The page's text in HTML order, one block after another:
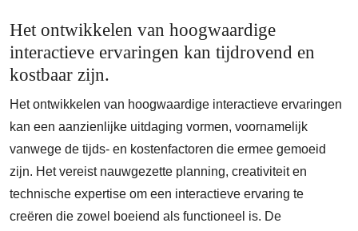
Het ontwikkelen van hoogwaardige
interactieve ervaringen kan tijdrovend en
kostbaar zijn.
Het ontwikkelen van hoogwaardige interactieve ervaringen
kan een aanzienlijke uitdaging vormen, voornamelijk
vanwege de tijds- en kostenfactoren die ermee gemoeid
zijn. Het vereist nauwgezette planning, creativiteit en
technische expertise om een interactieve ervaring te
creëren die zowel boeiend als functioneel is. De